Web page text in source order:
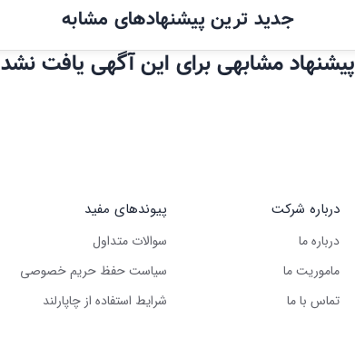
جدید ترین پیشنهادهای مشابه
پیشنهاد مشابهی برای این آگهی یافت نشد
درباره شرکت
درباره ما
ماموریت ما
تماس با ما
پیوندهای مفید
سوالات متداول
سیاست حفظ حریم خصوصی
شرایط استفاده از چاپارلند